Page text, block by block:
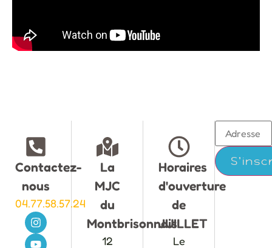
Contactez-
nous
04.77.58.57.24
La
MJC
du
Montbrisonnais
12
Horaires
d'ouverture
de
JUILLET
Le